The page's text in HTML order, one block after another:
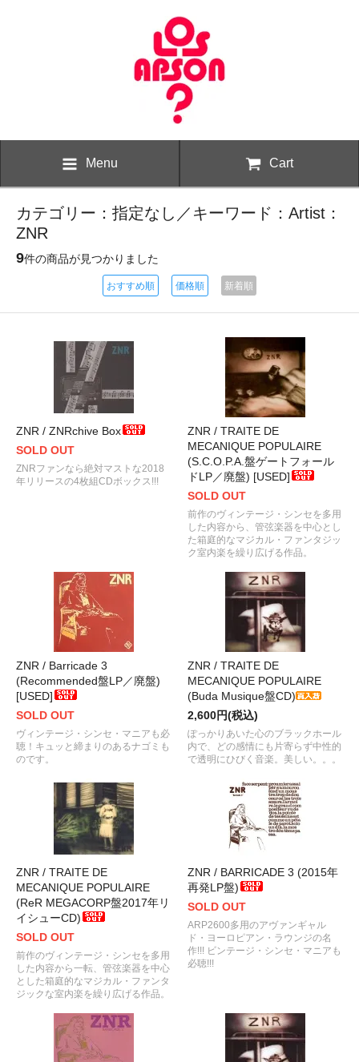
Menu Cart
カテゴリー：指定なし／キーワード：Artist：
ZNR
9件の商品が見つかりました
おすすめ順 価格順 新着順
ZNR / ZNRchive Box
SOLD OUT
ZNRファンなら絶対マストな2018
年リリースの4枚組CDボックス!!!
ZNR / TRAITE DE
MECANIQUE POPULAIRE
(S.C.O.P.A.盤ゲートフォール
ドLP／廃盤) [USED]
SOLD OUT
前作のヴィンテージ・シンセを多用
した内容から、管弦楽器を中心とし
た箱庭的なマジカル・ファンタジッ
ク室内楽を繰り広げる作品。
ZNR / Barricade 3
(Recommended盤LP／廃盤)
[USED]
SOLD OUT
ヴィンテージ・シンセ・マニアも必
聴！キュッと締まりのあるナゴミも
のです。
ZNR / TRAITE DE
MECANIQUE POPULAIRE
(Buda Musique盤CD)
2,600円(税込)
ぽっかりあいた心のブラックホール
内で、どの感情にも片寄らず中性的
で透明にひびく音楽。美しい。。。
ZNR / TRAITE DE
MECANIQUE POPULAIRE
(ReR MEGACORP盤2017年リ
イシューCD)
SOLD OUT
前作のヴィンテージ・シンセを多用
した内容から一転、管弦楽器を中心
とした箱庭的なマジカル・ファンタ
ジックな室内楽を繰り広げる作品。
ZNR / BARRICADE 3 (2015年
再発LP盤)
SOLD OUT
ARP2600多用のアヴァンギャル
ド・ヨーロピアン・ラウンジの名
作!!! ビンテージ・シンセ・マニアも
必聴!!!